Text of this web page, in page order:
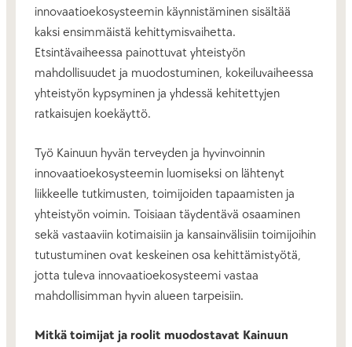
innovaatioekosysteemin käynnistäminen sisältää
kaksi ensimmäistä kehittymisvaihetta.
Etsintävaiheessa painottuvat yhteistyön
mahdollisuudet ja muodostuminen, kokeiluvaiheessa
yhteistyön kypsyminen ja yhdessä kehitettyjen
ratkaisujen koekäyttö.
Työ Kainuun hyvän terveyden ja hyvinvoinnin
innovaatioekosysteemin luomiseksi on lähtenyt
liikkeelle tutkimusten, toimijoiden tapaamisten ja
yhteistyön voimin. Toisiaan täydentävä osaaminen
sekä vastaaviin kotimaisiin ja kansainvälisiin toimijoihin
tutustuminen ovat keskeinen osa kehittämistyötä,
jotta tuleva innovaatioekosysteemi vastaa
mahdollisimman hyvin alueen tarpeisiin.
Mitkä toimijat ja roolit muodostavat Kainuun